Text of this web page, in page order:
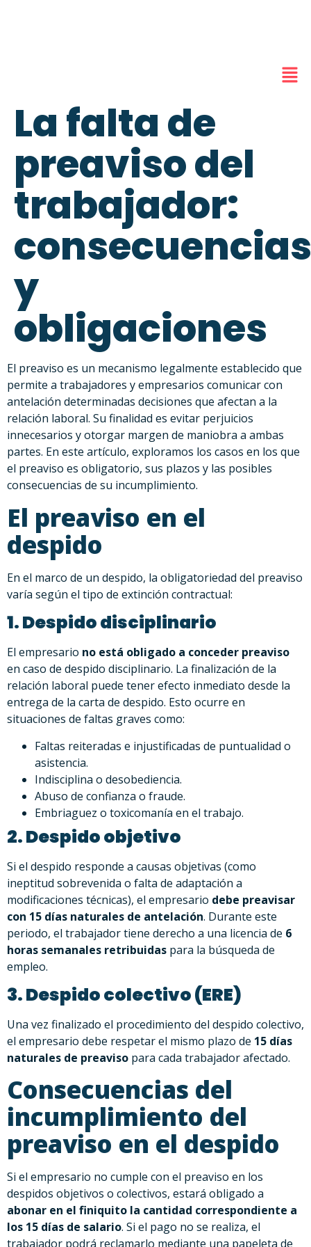
La falta de
preaviso del
trabajador:
consecuencias
y
obligaciones
El preaviso es un mecanismo legalmente establecido que
permite a trabajadores y empresarios comunicar con
antelación determinadas decisiones que afectan a la
relación laboral. Su finalidad es evitar perjuicios
innecesarios y otorgar margen de maniobra a ambas
partes. En este artículo, exploramos los casos en los que
el preaviso es obligatorio, sus plazos y las posibles
consecuencias de su incumplimiento.
El preaviso en el
despido
En el marco de un despido, la obligatoriedad del preaviso
varía según el tipo de extinción contractual:
1. Despido disciplinario
El empresario no está obligado a conceder preaviso
en caso de despido disciplinario. La finalización de la
relación laboral puede tener efecto inmediato desde la
entrega de la carta de despido. Esto ocurre en
situaciones de faltas graves como:
Faltas reiteradas e injustificadas de puntualidad o
asistencia.
Indisciplina o desobediencia.
Abuso de confianza o fraude.
Embriaguez o toxicomanía en el trabajo.
2. Despido objetivo
Si el despido responde a causas objetivas (como
ineptitud sobrevenida o falta de adaptación a
modificaciones técnicas), el empresario debe preavisar
con 15 días naturales de antelación. Durante este
periodo, el trabajador tiene derecho a una licencia de 6
horas semanales retribuidas para la búsqueda de
empleo.
3. Despido colectivo (ERE)
Una vez finalizado el procedimiento del despido colectivo,
el empresario debe respetar el mismo plazo de 15 días
naturales de preaviso para cada trabajador afectado.
Consecuencias del
incumplimiento del
preaviso en el despido
Si el empresario no cumple con el preaviso en los
despidos objetivos o colectivos, estará obligado a
abonar en el finiquito la cantidad correspondiente a
los 15 días de salario. Si el pago no se realiza, el
trabajador podrá reclamarlo mediante una papeleta de